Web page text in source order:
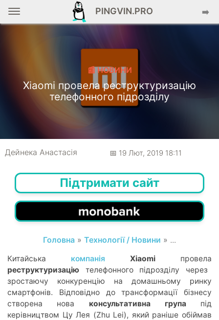
PINGVIN.PRO ➡️
📰 НОВИНИ
Xiaomi провела реструктуризацію
телефонного підрозділу
Дейнека Анастасiя 📅 19 Лют, 2019 18:11
Підтримати сайт
Головна » Технології / Новини » ...
Китайська компанія Xiaomi провела
реструктуризацію телефонного підрозділу через
зростаючу конкуренцію на домашньому ринку
смартфонів. Відповідно до трансформації бізнесу
створена нова консультативна групапід
керівництвом Цу Лея (Zhu Lei), який раніше обіймав